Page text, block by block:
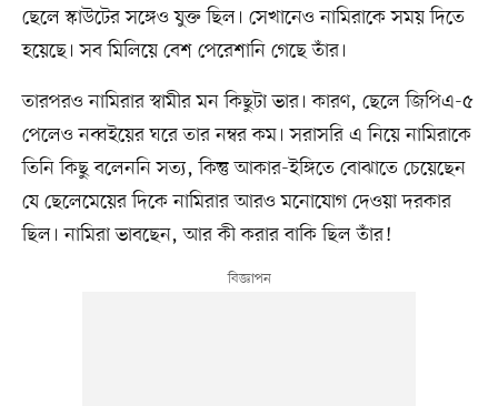
ছেলে স্কাউটের সঙ্গেও যুক্ত ছিল। সেখানেও নামিরাকে সময় দিতে
হয়েছে। সব মিলিয়ে বেশ পেরেশানি গেছে তাঁর।
তারপরও নামিরার স্বামীর মন কিছুটা ভার। কারণ, ছেলে জিপিএ-৫
পেলেও নব্বইয়ের ঘরে তার নম্বর কম। সরাসরি এ নিয়ে নামিরাকে
তিনি কিছু বলেননি সত্য, কিন্তু আকার-ইঙ্গিতে বোঝাতে চেয়েছেন
যে ছেলেমেয়ের দিকে নামিরার আরও মনোযোগ দেওয়া দরকার
ছিল। নামিরা ভাবছেন, আর কী করার বাকি ছিল তাঁর!